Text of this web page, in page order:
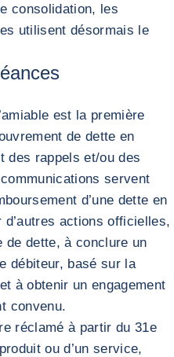
consolidation, les
utilisent désormais le
est la première
de dette en
des rappels et/ou des
servent
d’une dette en
actions officielles,
de dette, à conclure un
débiteur, basé sur la
à obtenir un engagement
convenu.
réclamé à partir du 31e
ou d’un service,